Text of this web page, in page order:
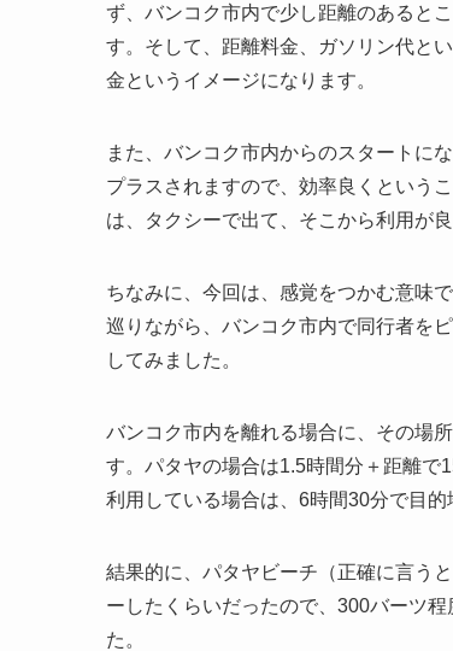
ず、バンコク市内で少し距離のあると
す。そして、距離料金、ガソリン代と
金というイメージになります。
また、バンコク市内からのスタートに
プラスされますので、効率良くという
は、タクシーで出て、そこから利用が良
ちなみに、今回は、感覚をつかむ意味
巡りながら、バンコク市内で同行者を
してみました。
バンコク市内を離れる場合に、その場
す。パタヤの場合は1.5時間分＋距離で
利用している場合は、6時間30分で目
結果的に、パタヤビーチ（正確に言う
ーしたくらいだったので、300バーツ
た。